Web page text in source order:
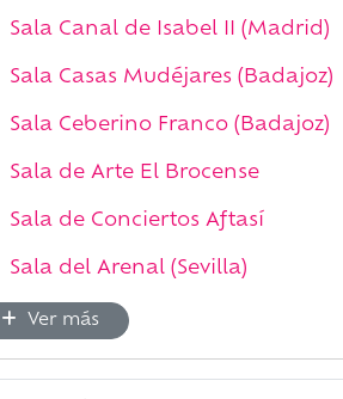
Sala Canal de Isabel II (Madrid)
Sala Casas Mudéjares (Badajoz)
Sala Ceberino Franco (Badajoz)
Sala de Arte El Brocense
Sala de Conciertos Aftasí
Sala del Arenal (Sevilla)
Ver más